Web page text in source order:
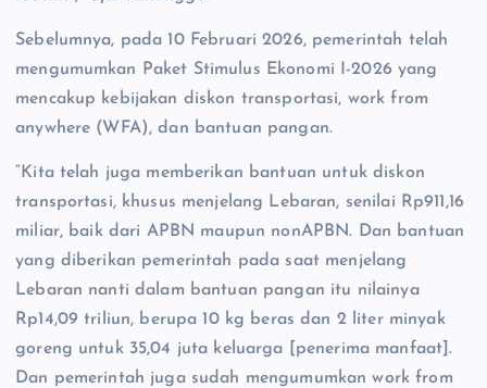
Sebelumnya, pada 10 Februari 2026, pemerintah telah
mengumumkan Paket Stimulus Ekonomi I-2026 yang
mencakup kebijakan diskon transportasi, work from
anywhere (WFA), dan bantuan pangan.
“Kita telah juga memberikan bantuan untuk diskon
transportasi, khusus menjelang Lebaran, senilai Rp911,16
miliar, baik dari APBN maupun nonAPBN. Dan bantuan
yang diberikan pemerintah pada saat menjelang
Lebaran nanti dalam bantuan pangan itu nilainya
Rp14,09 triliun, berupa 10 kg beras dan 2 liter minyak
goreng untuk 35,04 juta keluarga [penerima manfaat].
Dan pemerintah juga sudah mengumumkan work from